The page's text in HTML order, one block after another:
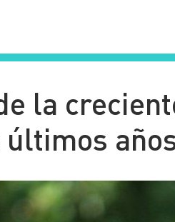
2
Patrocinado
la
últimos